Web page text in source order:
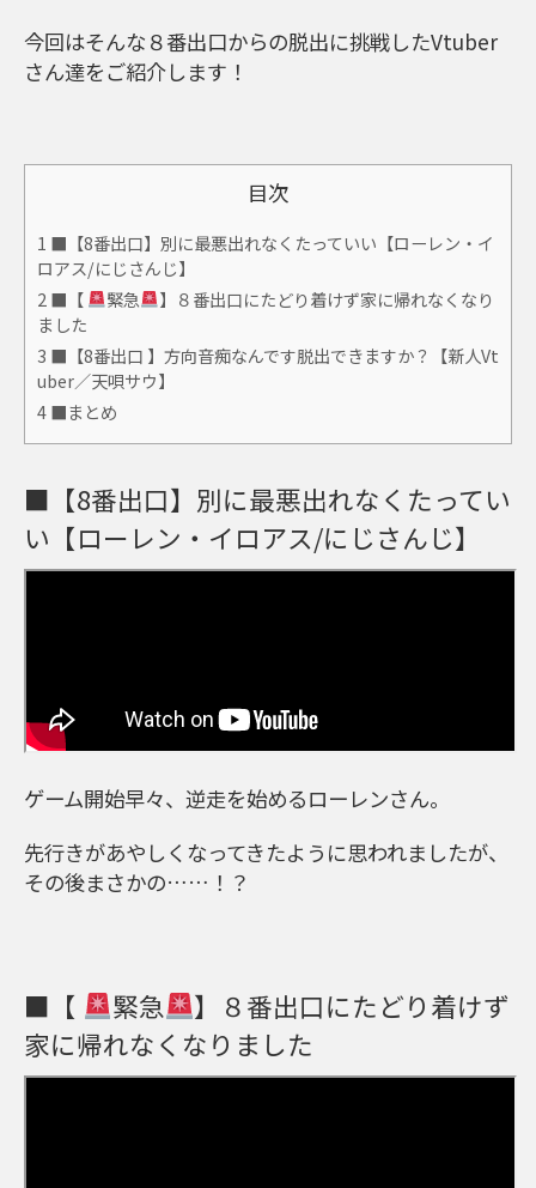
今回はそんな８番出口からの脱出に挑戦したVtuber
さん達をご紹介します！
目次
1 ■【8番出口】別に最悪出れなくたっていい【ローレン・イ
ロアス/にじさんじ】
2 ■【 緊急
】８番出口にたどり着けず家に帰れなくなり
ました
3 ■【8番出口 】方向音痴なんです脱出できますか？【新人Vt
uber／天唄サウ】
4 ■まとめ
■【8番出口】別に最悪出れなくたってい
い【ローレン・イロアス/にじさんじ】
ゲーム開始早々、逆走を始めるローレンさん。
先行きがあやしくなってきたように思われましたが、
その後まさかの……！？
■【 緊急
】８番出口にたどり着けず
家に帰れなくなりました